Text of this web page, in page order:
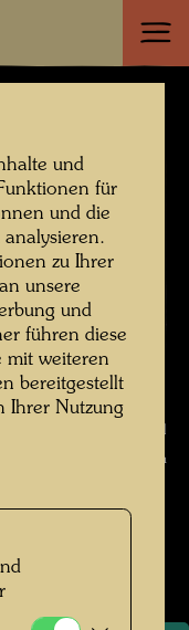
Lötsch © Courtesy Bernd
Lötsch
und
für
und die
analysieren.
zu Ihrer
unsere
und
führen diese
mit weiteren
bereitgestellt
Ihrer Nutzung